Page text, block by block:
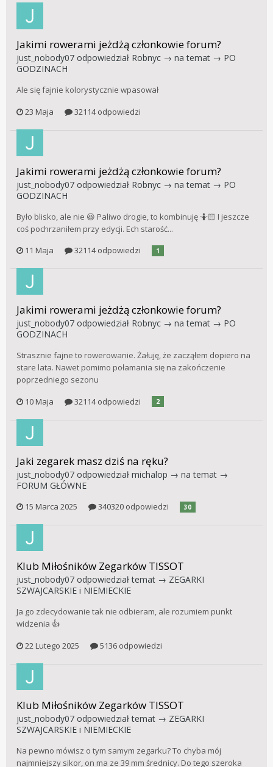
Jakimi rowerami jeżdżą członkowie forum?
just_nobody07 odpowiedział Robnyc → na temat → PO
GODZINACH
Ale się fajnie kolorystycznie wpasował
23 Maja
32114 odpowiedzi
Jakimi rowerami jeżdżą członkowie forum?
just_nobody07 odpowiedział Robnyc → na temat → PO
GODZINACH
Było blisko, ale nie 😆 Paliwo drogie, to kombinuję 🤷🏻 I jeszcze
coś pochrzaniłem przy edycji. Ech starość...
11 Maja
32114 odpowiedzi 1
Jakimi rowerami jeżdżą członkowie forum?
just_nobody07 odpowiedział Robnyc → na temat → PO
GODZINACH
Strasznie fajne to rowerowanie. Żałuję, że zacząłem dopiero na
stare lata. Nawet pomimo połamania się na zakończenie
poprzedniego sezonu
10 Maja
32114 odpowiedzi 2
Jaki zegarek masz dziś na ręku?
just_nobody07 odpowiedział michalop → na temat →
FORUM GŁÓWNE
15 Marca 2025 340320 odpowiedzi 30
Klub Miłośników Zegarków TISSOT
just_nobody07 odpowiedział temat → ZEGARKI
SZWAJCARSKIE i NIEMIECKIE
Ja go zdecydowanie tak nie odbieram, ale rozumiem punkt
widzenia 👍
22 Lutego 2025
5136 odpowiedzi
Klub Miłośników Zegarków TISSOT
just_nobody07 odpowiedział temat → ZEGARKI
SZWAJCARSKIE i NIEMIECKIE
Na pewno mówisz o tym samym zegarku? To chyba mój
najmniejszy sikor, on ma ze 39 mm średnicy. Do tego szeroka